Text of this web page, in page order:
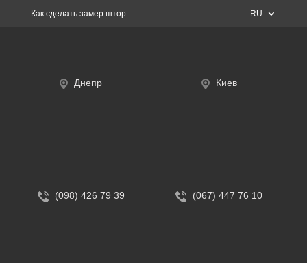
Как сделать замер штор RU
Днепр
(098) 426 79 39
Киев
(067) 447 76 10